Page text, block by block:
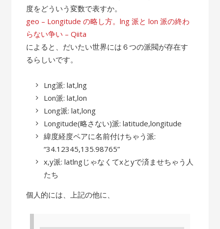
度をどういう変数で表すか。
geo – Longitude の略し方。lng 派と lon 派の終わ
らない争い – Qiita
によると、だいたい世界には６つの派閥が存在す
るらしいです。
Lng派: lat,lng
Lon派: lat,lon
Long派: lat,long
Longitude(略さない)派: latitude,longitude
緯度経度ペアに名前付けちゃう派:
“34.12345,135.98765”
x,y派: latlngじゃなくてxとyで済ませちゃう人
たち
個人的には、上記の他に、